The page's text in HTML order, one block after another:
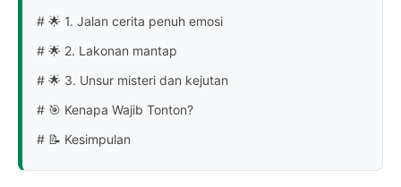
# 🌟 1. Jalan cerita penuh emosi
# 🌟 2. Lakonan mantap
# 🌟 3. Unsur misteri dan kejutan
# 🎯 Kenapa Wajib Tonton?
# 📝 Kesimpulan